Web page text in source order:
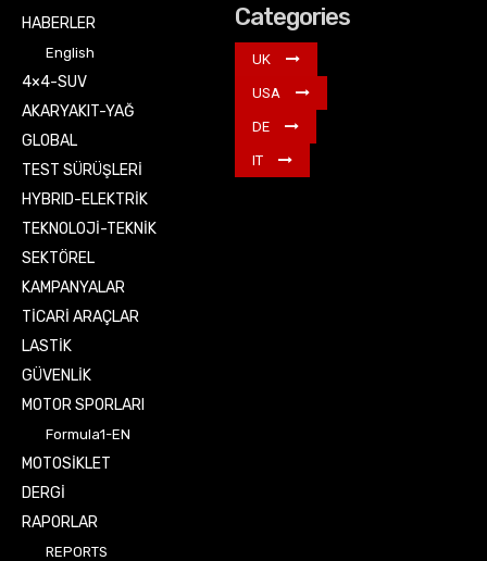
HABERLER
English
4×4-SUV
AKARYAKIT-YAĞ
GLOBAL
TEST SÜRÜŞLERİ
HYBRID-ELEKTRİK
TEKNOLOJİ-TEKNİK
SEKTÖREL
KAMPANYALAR
TİCARİ ARAÇLAR
LASTİK
GÜVENLİK
MOTOR SPORLARI
Formula1-EN
MOTOSİKLET
DERGİ
RAPORLAR
REPORTS
Categories
UK
USA
DE
IT